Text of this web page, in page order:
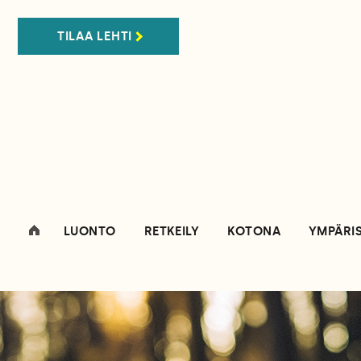
TILAA LEHTI
LUONTO RETKEILY KOTONA